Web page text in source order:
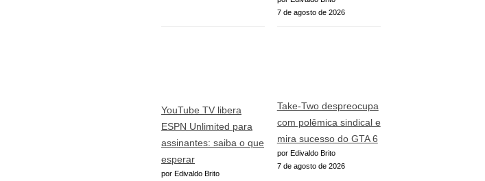
7 de agosto de 2026
YouTube TV libera
ESPN Unlimited para
assinantes: saiba o que
esperar
por Edivaldo Brito
Take-Two despreocupa
com polêmica sindical e
mira sucesso do GTA 6
por Edivaldo Brito
7 de agosto de 2026